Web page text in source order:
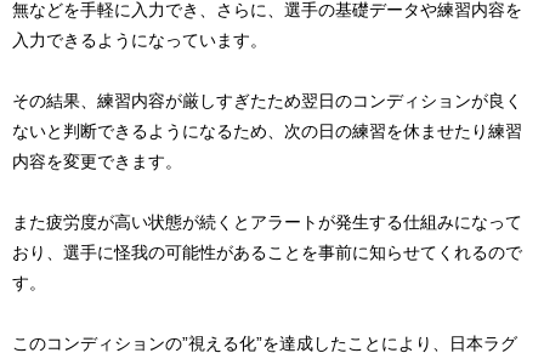
無などを手軽に入力でき、さらに、選手の基礎データや練習内容を
入力できるようになっています。
その結果、練習内容が厳しすぎたため翌日のコンディションが良く
ないと判断できるようになるため、次の日の練習を休ませたり練習
内容を変更できます。
また疲労度が高い状態が続くとアラートが発生する仕組みになって
おり、選手に怪我の可能性があることを事前に知らせてくれるので
す。
このコンディションの”視える化”を達成したことにより、日本ラグ